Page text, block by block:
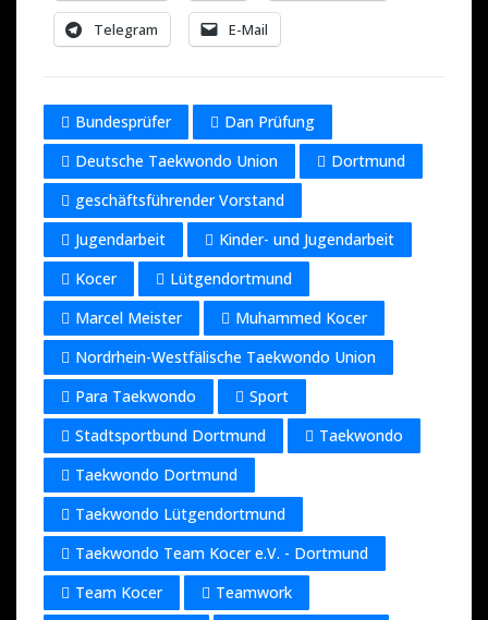
Telegram E-Mail
Bundesprüfer
Dan Prüfung
Deutsche Taekwondo Union
Dortmund
geschäftsführender Vorstand
Jugendarbeit
Kinder- und Jugendarbeit
Kocer
Lütgendortmund
Marcel Meister
Muhammed Kocer
Nordrhein-Westfälische Taekwondo Union
Para Taekwondo
Sport
Stadtsportbund Dortmund
Taekwondo
Taekwondo Dortmund
Taekwondo Lütgendortmund
Taekwondo Team Kocer e.V. - Dortmund
Team Kocer
Teamwork